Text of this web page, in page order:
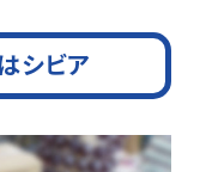
シビア